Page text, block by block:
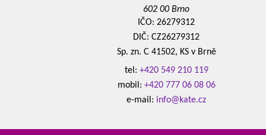
602 00 Brno
IČO: 26279312
DIČ: CZ26279312
Sp. zn. C 41502, KS v Brně
tel: +420 549 210 119
mobil: +420 777 06 08 06
e-mail: info@kate.cz